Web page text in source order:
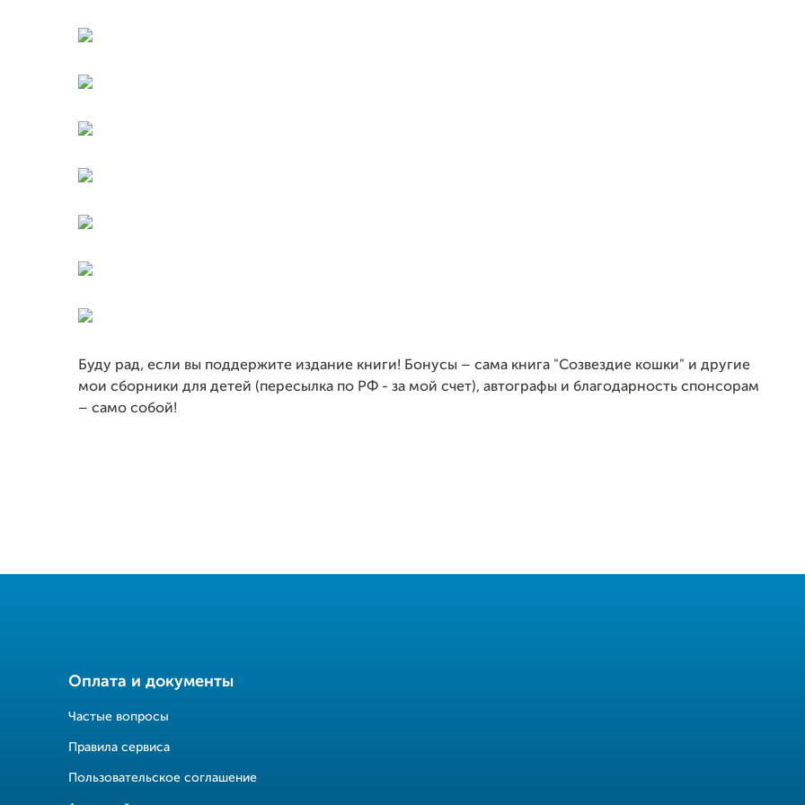
Буду рад, если вы поддержите издание книги! Бонусы – сама книга "Созвездие кошки" и другие
мои сборники для детей (пересылка по РФ - за мой счет), автографы и благодарность спонсорам
– само собой!
Оплата и документы
Частые вопросы
Правила сервиса
Пользовательское соглашение